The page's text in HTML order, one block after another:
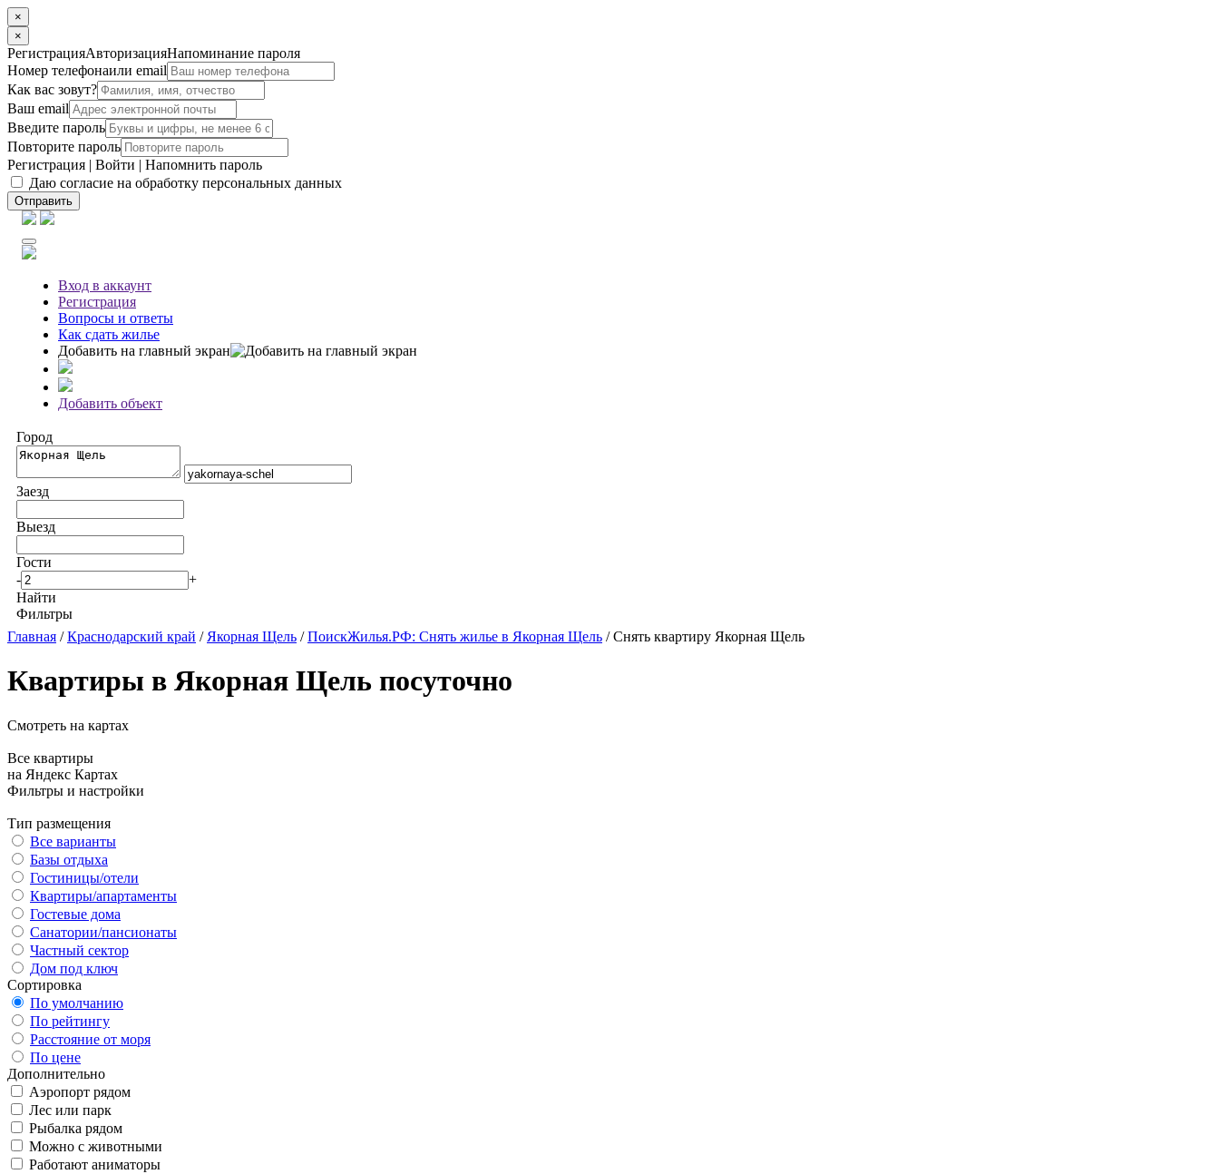
×
×
РегистрацияАвторизацияНапоминание пароля
Номер телефонаили email
Как вас зовут?
Ваш email
Введите пароль
Повторите пароль
Регистрация | Войти | Напомнить пароль
Даю согласие на обработку персональных данных
Отправить
Вход в аккаунт
Регистрация
Вопросы и ответы
Как сдать жилье
Добавить на главный экран
Добавить объект
Город
Заезд
Выезд
Гости
-
+
Найти
Фильтры
Главная /Краснодарский край / Якорная Щель /ПоискЖилья.РФ: Снять жилье в Якорная Щель / Снять квартиру Якорная Щель
Квартиры в Якорная Щель посуточно
Смотреть на картах
Все квартиры
на Яндекс Картах
Фильтры и настройки
Тип размещения
Все варианты
Базы отдыха
Гостиницы/отели
Квартиры/апартаменты
Гостевые дома
Санатории/пансионаты
Частный сектор
Дом под ключ
Сортировка
По умолчанию
По рейтингу
Расстояние от моря
По цене
Дополнительно
Аэропорт рядом
Лес или парк
Рыбалка рядом
Можно с животными
Работают аниматоры